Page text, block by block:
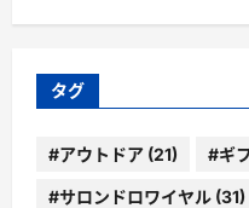
ゴ
ー
タグ
#アウトドア (21) #ギ
#サロンドロワイヤル (31)